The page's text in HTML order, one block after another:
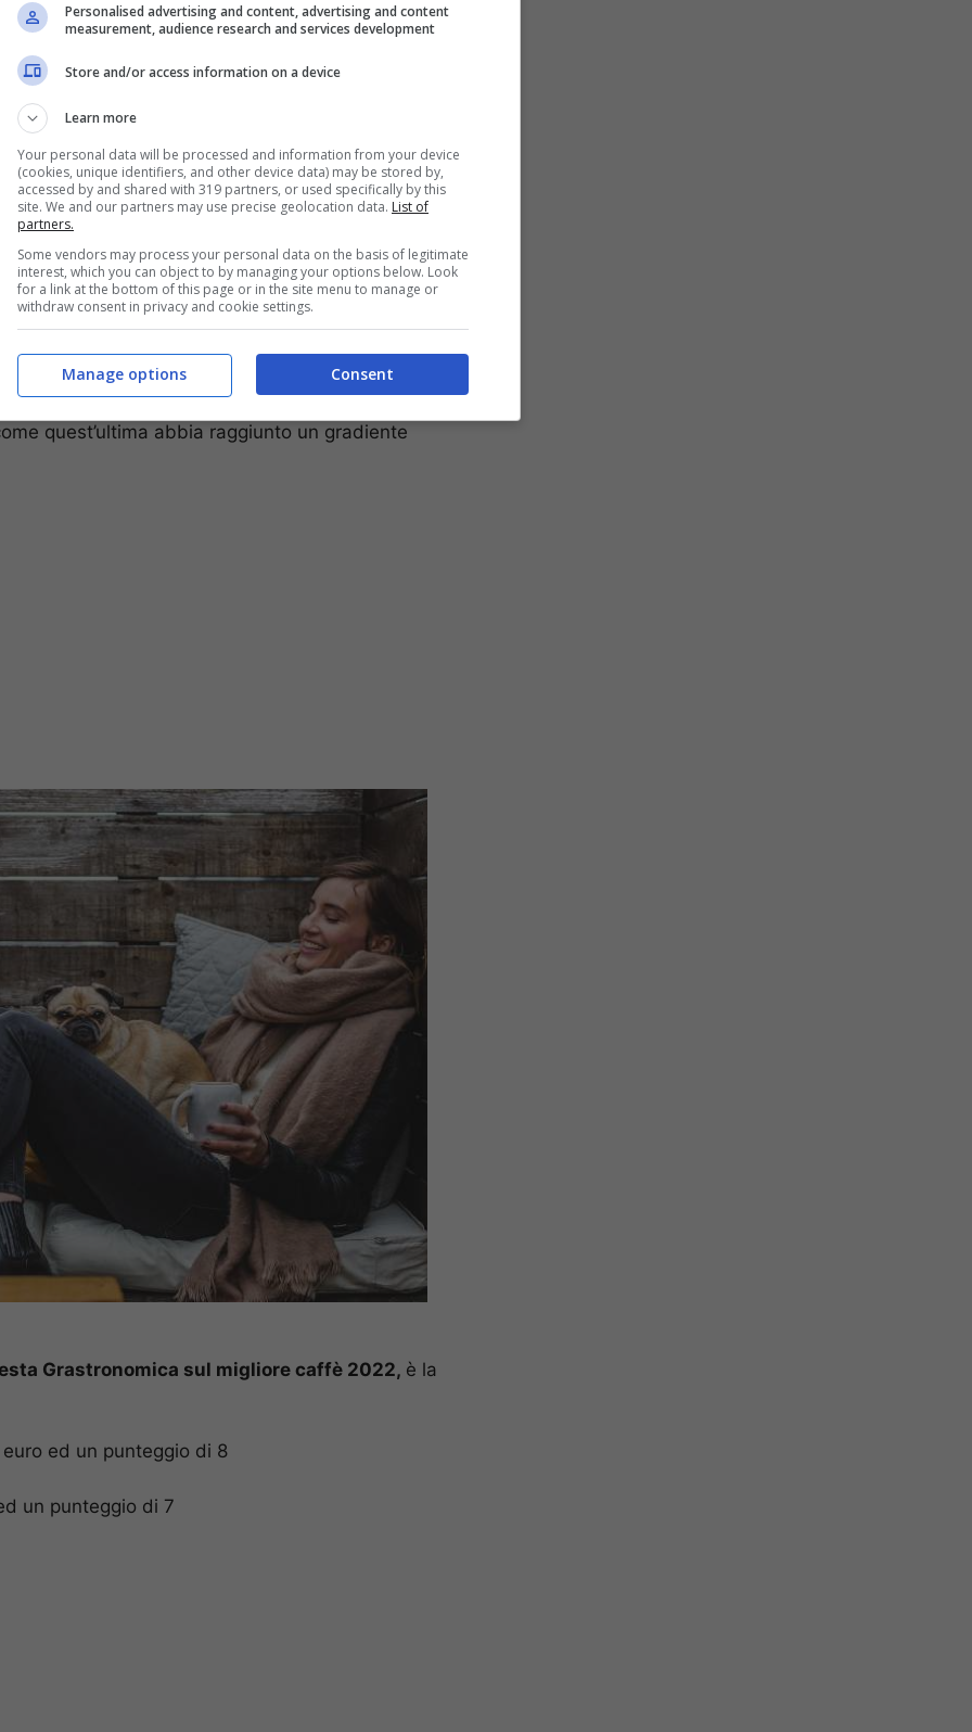
farti conoscere una classifica che ha preso in
solo 4 sono risultate migliori per qualità e
esperta del
in questione riportando i vari risultati per
sono state preparate con delle acque non
tutte hanno subito il medesimo processo con la
la miscela
quest’ultima abbia raggiunto un gradiente
Grastronomica sul migliore caffè 2022, è la
ed un punteggio di 8
un punteggio di 7
Personalised advertising and content, advertising and content
measurement, audience research and services development
Store and/or access information on a device
Learn more
Your personal data will be processed and information from your device
(cookies, unique identifiers, and other device data) may be stored by,
accessed by and shared with 319 partners, or used specifically by this
site. We and our partners may use precise geolocation data. List of
partners.
Some vendors may process your personal data on the basis of legitimate
interest, which you can object to by managing your options below. Look
for a link at the bottom of this page or in the site menu to manage or
withdraw consent in privacy and cookie settings.
Consent
Manage options